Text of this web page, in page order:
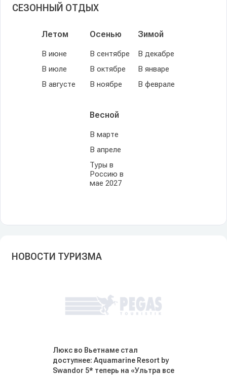
СЕЗОННЫЙ ОТДЫХ
Летом
В июне
В июле
В августе
Осенью
В сентябре
В октябре
В ноябре
Зимой
В декабре
В январе
В феврале
Весной
В марте
В апреле
Туры в
Россию в
мае 2027
НОВОСТИ ТУРИЗМА
Люкс во Вьетнаме стал
доступнее: Aquamarine Resort by
Swandor 5* теперь на «Ультра все